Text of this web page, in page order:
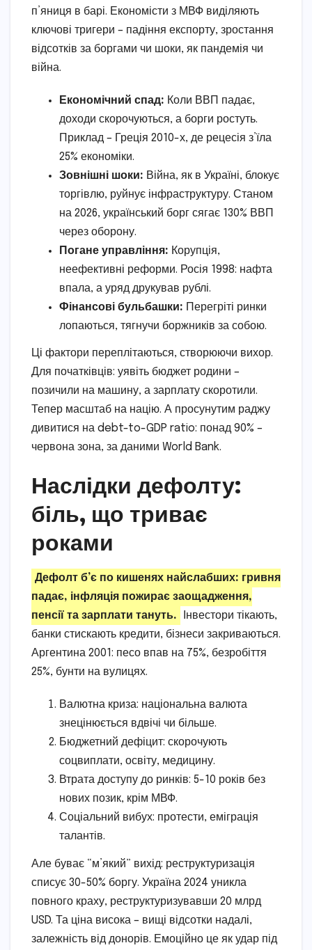
п’яниця в барі. Економісти з МВФ виділяють
ключові тригери – падіння експорту, зростання
відсотків за боргами чи шоки, як пандемія чи
війна.
Економічний спад: Коли ВВП падає,
доходи скорочуються, а борги ростуть.
Приклад – Греція 2010-х, де рецесія з’їла
25% економіки.
Зовнішні шоки: Війна, як в Україні, блокує
торгівлю, руйнує інфраструктуру. Станом
на 2026, український борг сягає 130% ВВП
через оборону.
Погане управління: Корупція,
неефективні реформи. Росія 1998: нафта
впала, а уряд друкував рублі.
Фінансові бульбашки: Перегріті ринки
лопаються, тягнучи боржників за собою.
Ці фактори переплітаються, створюючи вихор.
Для початківців: уявіть бюджет родини –
позичили на машину, а зарплату скоротили.
Тепер масштаб на націю. А просунутим раджу
дивитися на debt-to-GDP ratio: понад 90% –
червона зона, за даними World Bank.
Наслідки дефолту:
біль, що триває
роками
Дефолт б’є по кишенях найслабших: гривня
падає, інфляція пожирає заощадження,
пенсії та зарплати тануть.
Інвестори тікають,
банки стискають кредити, бізнеси закриваються.
Аргентина 2001: песо впав на 75%, безробіття
25%, бунти на вулицях.
Валютна криза: національна валюта
знецінюється вдвічі чи більше.
Бюджетний дефіцит: скорочують
соцвиплати, освіту, медицину.
Втрата доступу до ринків: 5-10 років без
нових позик, крім МВФ.
Соціальний вибух: протести, еміграція
талантів.
Але буває “м’який” вихід: реструктуризація
списує 30-50% боргу. Україна 2024 уникла
повного краху, реструктуризувавши 20 млрд
USD. Та ціна висока – вищі відсотки надалі,
залежність від донорів. Емоційно це як удар під